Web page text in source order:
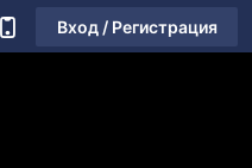
Вход / Регистрация